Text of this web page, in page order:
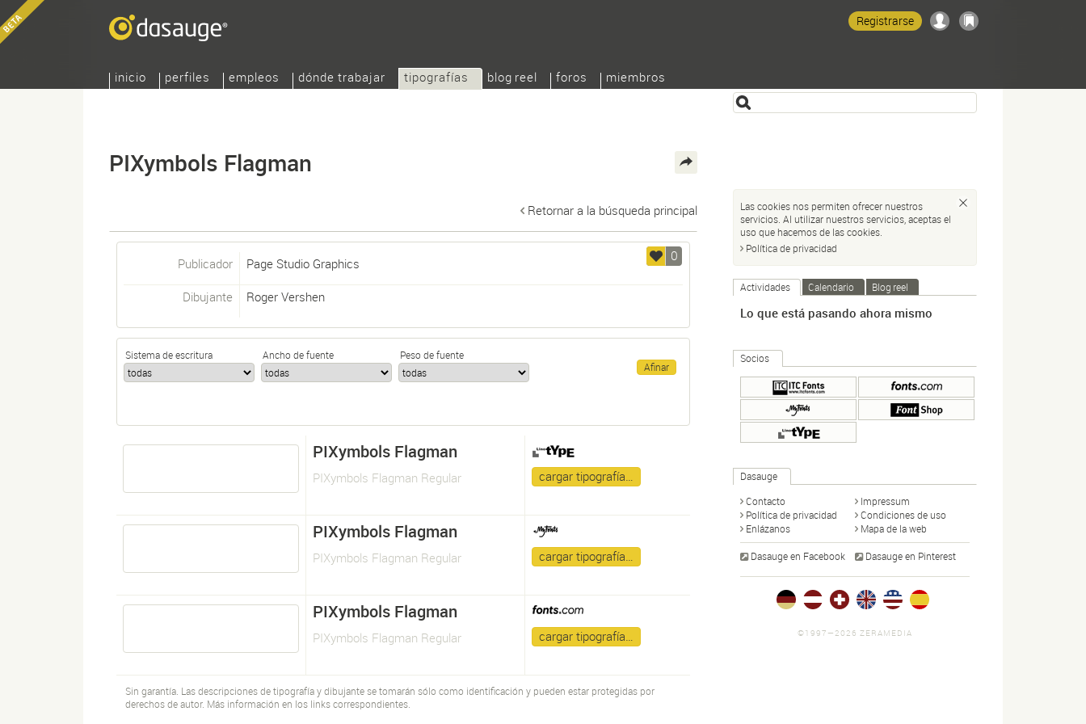
inicio perfiles empleos dónde trabajar tipografías blog reel foros miembros
Registrarse
PIXymbols Flagman
Retornar a la búsqueda principal
0
Publicador Page Studio Graphics
Dibujante Roger Vershen
Sistema de escritura Ancho de fuente Peso de fuente
PIXymbols Flagman
PIXymbols Flagman Regular cargar tipografía…
PIXymbols Flagman
PIXymbols Flagman Regular cargar tipografía…
PIXymbols Flagman
PIXymbols Flagman Regular cargar tipografía…
Sin garantía. Las descripciones de tipografía y dibujante se tomarán sólo como identificación y pueden estar protegidas por
derechos de autor. Más información en los links correspondientes.
Las cookies nos permiten ofrecer nuestros
servicios. Al utilizar nuestros servicios, aceptas el
uso que hacemos de las cookies.
Política de privacidad
Actividades Calendario Blog reel
Lo que está pasando ahora mismo
Socios
Dasauge
Contacto
Impressum
Política de privacidad
Condiciones de uso
Enlázanos
Mapa de la web
Dasauge en Facebook Dasauge en Pinterest
©1997—2026 ZERAMEDIA